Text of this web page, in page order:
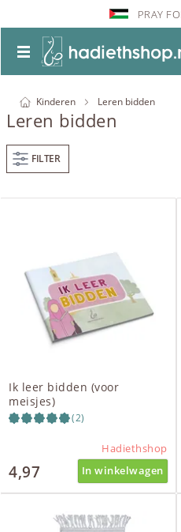
PRAY
Kinderen Leren bidden
Leren bidden
FILTER
Ik leer bidden (voor
meisjes)
(2)
Hadiethshop
4,97 In winkelwagen